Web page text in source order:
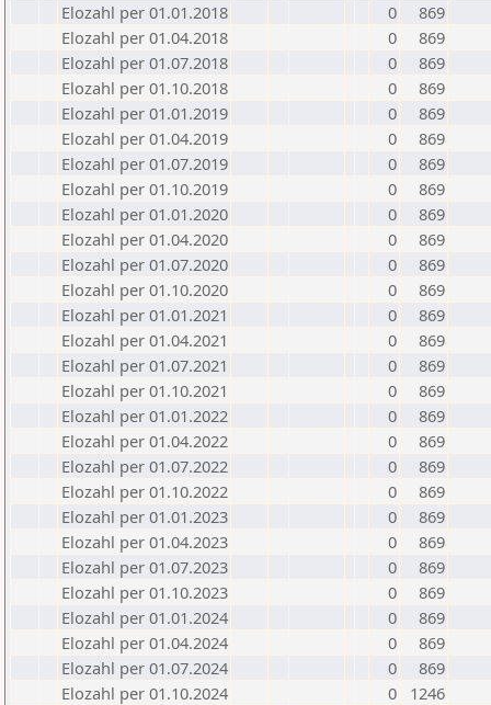
Elozahl per 01.01.2018
0
869
Elozahl per 01.04.2018
0
869
Elozahl per 01.07.2018
0
869
Elozahl per 01.10.2018
0
869
Elozahl per 01.01.2019
0
869
Elozahl per 01.04.2019
0
869
Elozahl per 01.07.2019
0
869
Elozahl per 01.10.2019
0
869
Elozahl per 01.01.2020
0
869
Elozahl per 01.04.2020
0
869
Elozahl per 01.07.2020
0
869
Elozahl per 01.10.2020
0
869
Elozahl per 01.01.2021
0
869
Elozahl per 01.04.2021
0
869
Elozahl per 01.07.2021
0
869
Elozahl per 01.10.2021
0
869
Elozahl per 01.01.2022
0
869
Elozahl per 01.04.2022
0
869
Elozahl per 01.07.2022
0
869
Elozahl per 01.10.2022
0
869
Elozahl per 01.01.2023
0
869
Elozahl per 01.04.2023
0
869
Elozahl per 01.07.2023
0
869
Elozahl per 01.10.2023
0
869
Elozahl per 01.01.2024
0
869
Elozahl per 01.04.2024
0
869
Elozahl per 01.07.2024
0
869
Elozahl per 01.10.2024
0
1246